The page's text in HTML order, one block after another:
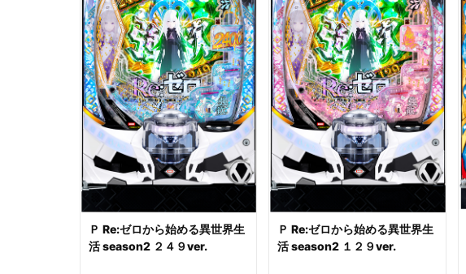
Ｐ Re:ゼロから始める異世界生
活 season2 ２４９ver.
Ｐ Re:ゼロから始める異世界生
活 season2 １２９ver.